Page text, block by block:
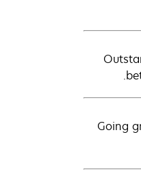
Going